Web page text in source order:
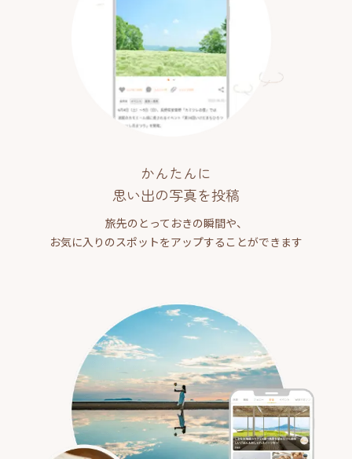
かんたんに
思い出の写真を投稿
旅先のとっておきの瞬間や、
お気に入りのスポットをアップすることができます